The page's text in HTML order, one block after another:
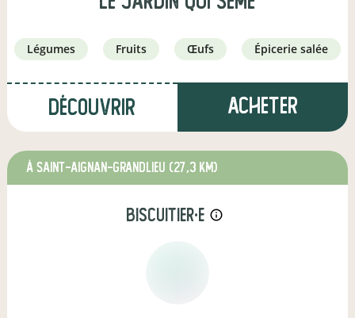
légumes fruits œufs épicerie salée
Découvrir Acheter
à Saint-Aignan-Grandlieu (27,3 km)
biscuitier·e info_outline